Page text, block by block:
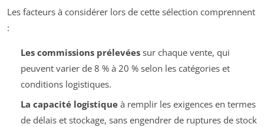
Les facteurs à considérer lors de cette sélection comprennent
:
Les commissions prélevéessur chaque vente, qui
peuvent varier de 8 % à 20 % selon les catégories et
conditions logistiques.
La capacité logistiqueà remplir les exigences en termes
de délais et stockage, sans engendrer de ruptures de stock